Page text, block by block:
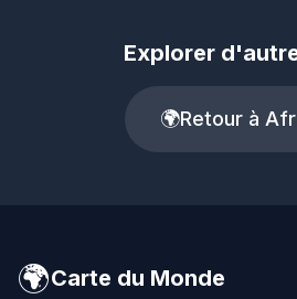
Explorer
🌍Retour à
🌍Carte du Monde